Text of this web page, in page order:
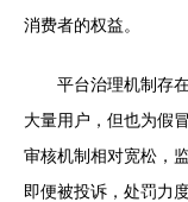
消费者的权益。
平台治理机制存
大量用户，但也为假
审核机制相对宽松，
即便被投诉，处罚力